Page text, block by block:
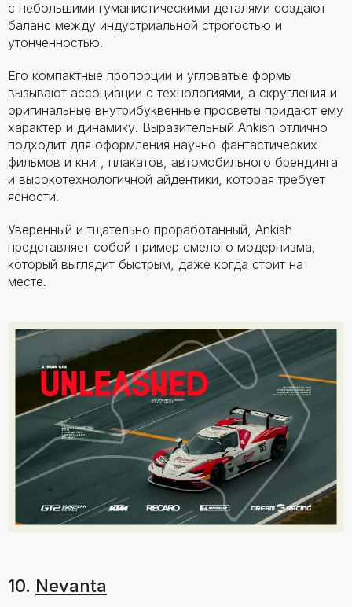
с небольшими гуманистическими деталями создают
баланс между индустриальной строгостью и
утонченностью.
Его компактные пропорции и угловатые формы
вызывают ассоциации с технологиями, а скругления и
оригинальные внутрибуквенные просветы придают ему
характер и динамику. Выразительный Ankish отлично
подходит для оформления научно-фантастических
фильмов и книг, плакатов, автомобильного брендинга
и высокотехнологичной айдентики, которая требует
ясности.
Уверенный и тщательно проработанный, Ankish
представляет собой пример смелого модернизма,
который выглядит быстрым, даже когда стоит на
месте.
10. Nevanta